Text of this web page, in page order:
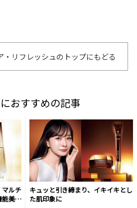
・リフレッシュのトップにもどる
おすすめの記事
マルチ
能美容
キュッと引き締まり、イキイキとし
た肌印象に